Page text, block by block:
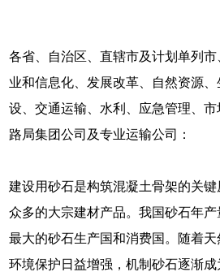
各省、自治区、直辖市及计划单列
业和信息化、发展改革、自然资源
设、交通运输、水利、应急管理、
路局集团公司及专业运输公司：
建设用砂石是构筑混凝土骨架的关
众多的大宗建材产品。我国砂石年
最大的砂石生产国和消费国。随着
环境保护日益增强，机制砂石逐渐成